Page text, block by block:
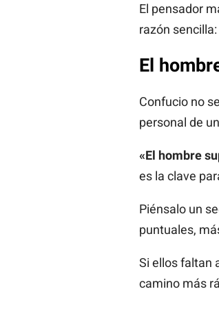
El pensador
razón
El
Confucio no
personal de
«El hombre
es la clave
Piénsalo un
puntuales,
Si ellos faltan
camino más